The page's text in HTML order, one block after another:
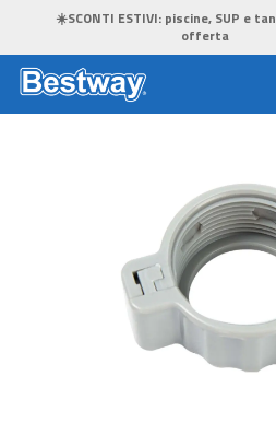
☀️SCONTI ESTIVI: piscine, SUP e
offerta